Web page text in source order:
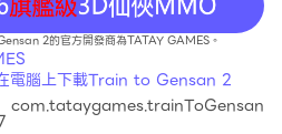
2的官方開發商為TATAY GAMES。
電腦上下載Train to Gensan 2
com.tataygames.trainToGensan